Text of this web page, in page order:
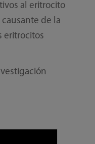
al eritrocito
de la
eritrocitos